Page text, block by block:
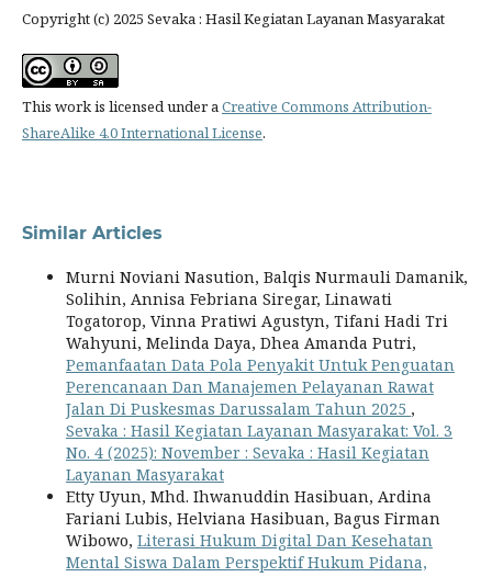
Copyright (c) 2025 Sevaka : Hasil Kegiatan Layanan Masyarakat
This work is licensed under aCreative Commons Attribution-
ShareAlike 4.0 International License.
Similar Articles
Murni Noviani Nasution, Balqis Nurmauli Damanik,
Solihin, Annisa Febriana Siregar, Linawati
Togatorop, Vinna Pratiwi Agustyn, Tifani Hadi Tri
Wahyuni, Melinda Daya, Dhea Amanda Putri,
Pemanfaatan Data Pola Penyakit Untuk Penguatan
Perencanaan Dan Manajemen Pelayanan Rawat
Jalan Di Puskesmas Darussalam Tahun 2025 ,
Sevaka : Hasil Kegiatan Layanan Masyarakat: Vol. 3
No. 4 (2025): November : Sevaka : Hasil Kegiatan
Layanan Masyarakat
Etty Uyun, Mhd. Ihwanuddin Hasibuan, Ardina
Fariani Lubis, Helviana Hasibuan, Bagus Firman
Wibowo, Literasi Hukum Digital Dan Kesehatan
Mental Siswa Dalam Perspektif Hukum Pidana,